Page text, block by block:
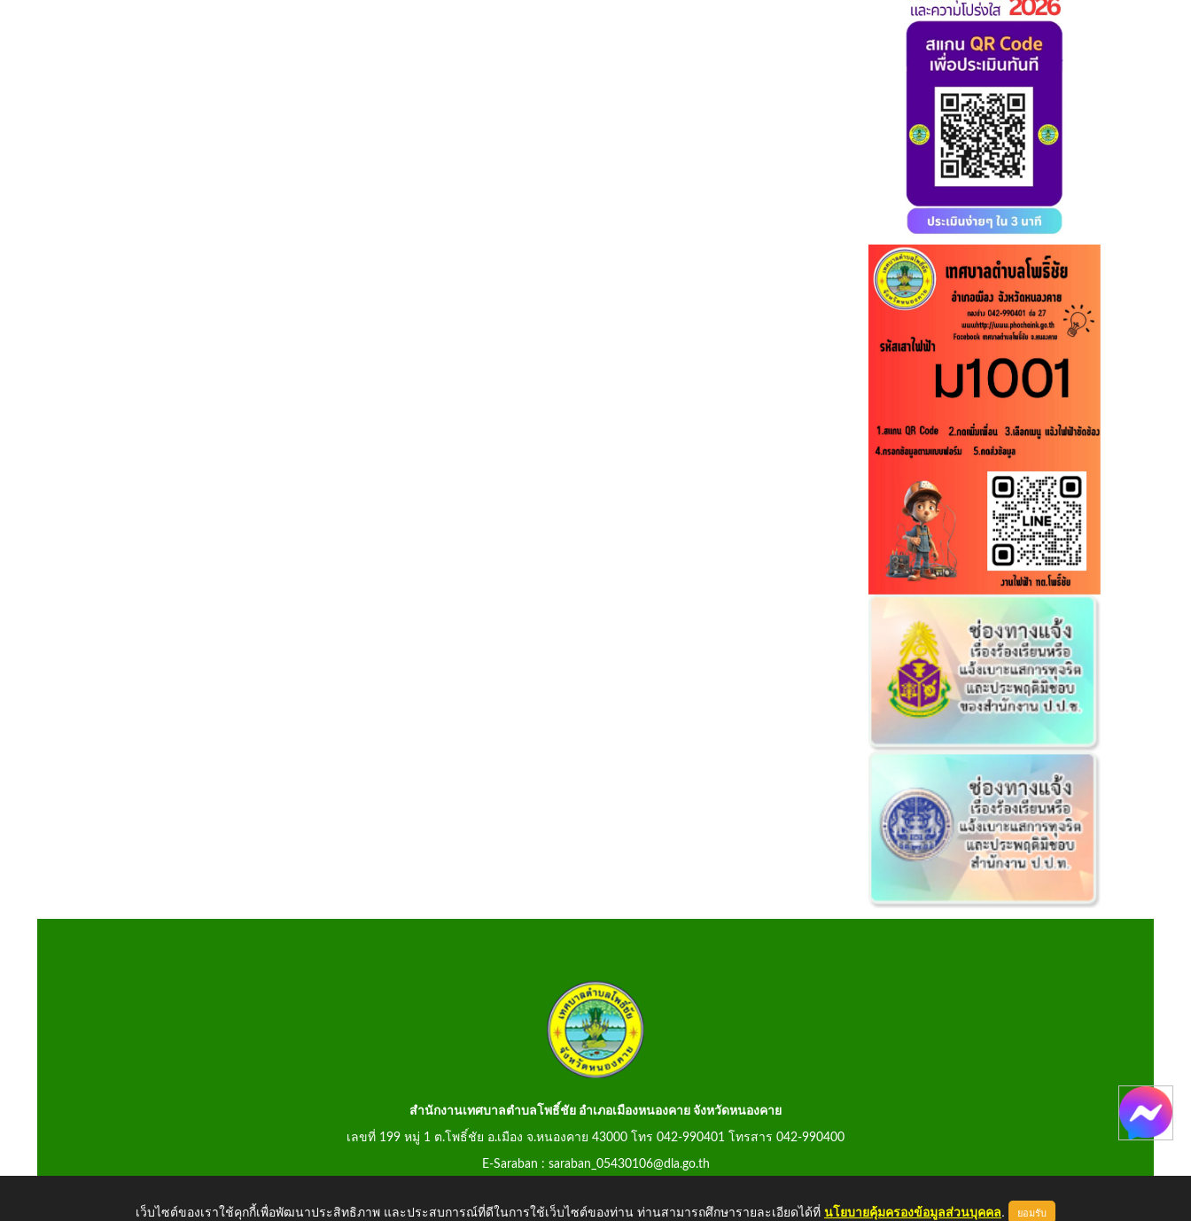
สำนักงานเทศบาลตำบลโพธิ์ชัย อำเภอเมืองหนองคาย จังหวัดหนองคาย
เลขที่ 199 หมู่ 1 ต.โพธิ์ชัย อ.เมือง จ.หนองคาย 43000 โทร 042-990401 โทรสาร 042-990400
E-Saraban : saraban_05430106@dla.go.th
เว็บไซต์ของเราใช้คุกกี้เพื่อพัฒนาประสิทธิภาพ และประสบการณ์ที่ดีในการใช้เว็บไซต์ของท่าน ท่านสามารถศึกษารายละเอียดได้ที่ นโยบายคุ้มครองข้อมูลส่วนบุคคล. ยอมรับ